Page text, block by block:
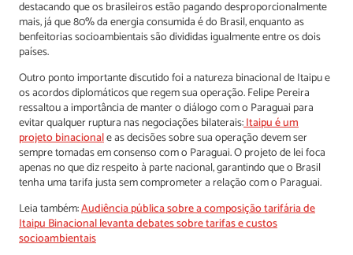
destacando que os brasileiros estão pagando desproporcionalmente
mais, já que 80% da energia consumida é do Brasil, enquanto as
benfeitorias socioambientais são divididas igualmente entre os dois
países.
Outro ponto importante discutido foi a natureza binacional de Itaipu e
os acordos diplomáticos que regem sua operação. Felipe Pereira
ressaltou a importância de manter o diálogo com o Paraguai para
evitar qualquer ruptura nas negociações bilaterais:Itaipu é um
projeto binacionale as decisões sobre sua operação devem ser
sempre tomadas em consenso com o Paraguai. O projeto de lei foca
apenas no que diz respeito à parte nacional, garantindo que o Brasil
tenha uma tarifa justa sem comprometer a relação com o Paraguai.
Leia também:Audiência pública sobre a composição tarifária de
Itaipu Binacional levanta debates sobre tarifas e custos
socioambientais